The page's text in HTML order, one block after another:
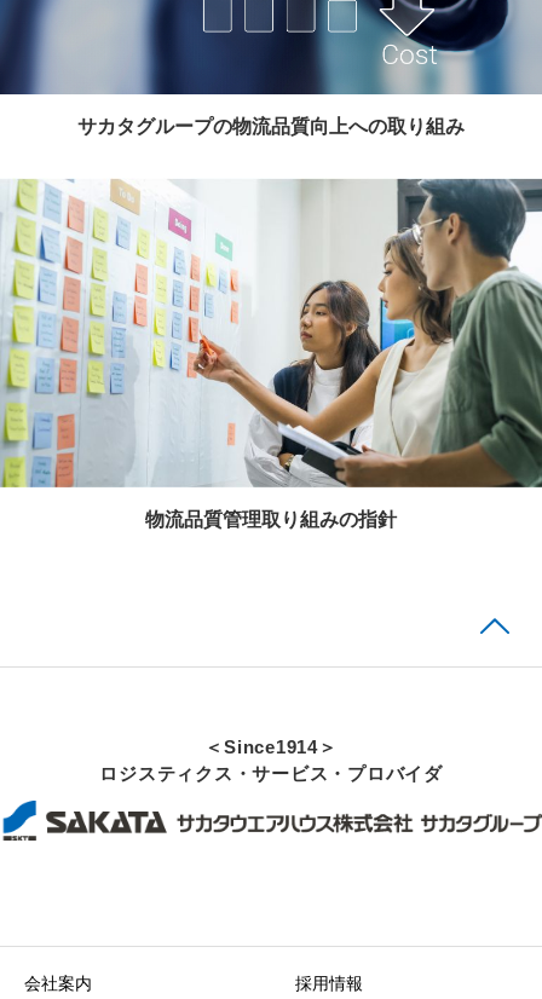
サカタグループの物流品質向上への取り組み
物流品質管理取り組みの指針
＜Since1914＞
ロジスティクス・サービス・プロバイダ
会社案内 採用情報